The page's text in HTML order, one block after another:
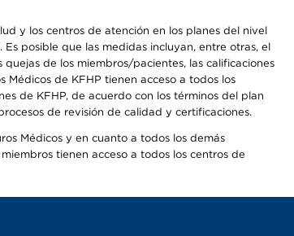
y los centros de atención en los planes del nivel
posible que las medidas incluyan, entre otras, el
de los miembros/pacientes, las calificaciones
de KFHP tienen acceso a todos los
de KFHP, de acuerdo con los términos del plan
de revisión de calidad y certificaciones.
Médicos y en cuanto a todos los demás
tienen acceso a todos los centros de